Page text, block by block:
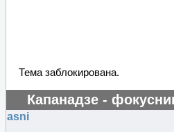
Тема заблокирована.
Капанадзе -
asni